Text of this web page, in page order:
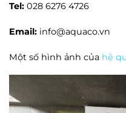
Tel: 028 6276 4726
Email: info@aquaco.vn
Một số hình ảnh của hệ